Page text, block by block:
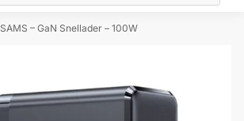
– GaN Snellader – 100W